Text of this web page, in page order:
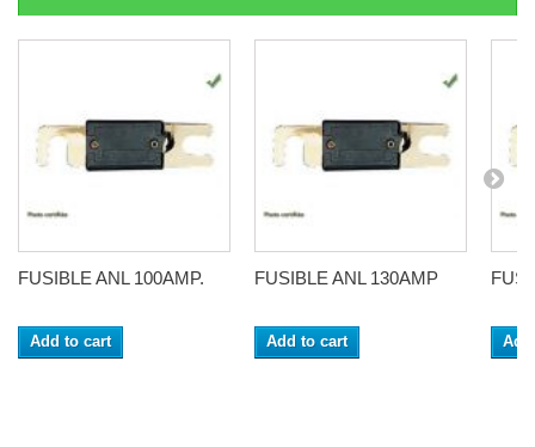
FUSIBLE ANL 100AMP.
Add to cart
FUSIBLE ANL 130AMP
Add to cart